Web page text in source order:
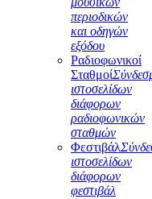
περιοδικών
και οδηγών
εξόδου
Ραδιοφωνικοί
Σταθμοί
ιστοσελίδων
διάφορων
ραδιοφωνικών
σταθμών
Φεστιβάλ
ιστοσελίδων
διάφορων
φεστιβάλ